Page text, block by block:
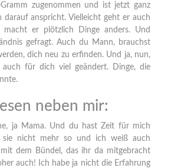
zugenommen und ist jetzt ganz
darauf anspricht. Vielleicht geht er auch
macht er plötzlich Dinge anders. Und
gefragt. Auch du Mann, brauchst
dich neu zu erfinden. Und ja, nun,
für dich viel geändert. Dinge, die
neben mir:
ja Mama. Und du hast Zeit für mich
sie nicht mehr so und ich weiß auch
dem Bündel, das ihr da mitgebracht
auch! Ich habe ja nicht die Erfahrung